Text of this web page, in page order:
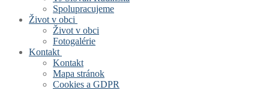
Spolupracujeme
Život v obci
Život v obci
Fotogalérie
Kontakt
Kontakt
Mapa stránok
Cookies a GDPR